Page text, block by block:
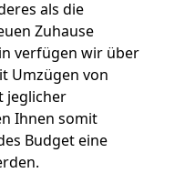
als die
Zuhause
verfügen wir über
Umzügen von
jeglicher
Ihnen somit
Budget eine